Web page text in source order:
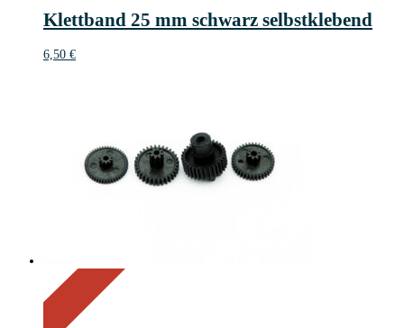
Klettband 25 mm schwarz selbstklebend
6,50 €
On Sale